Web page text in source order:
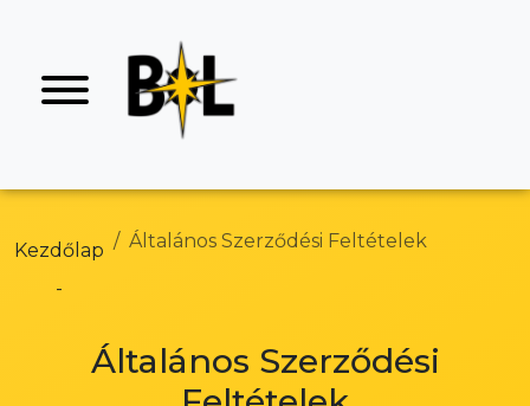
Kezdőlap Általános Szerződési Feltételek
Általános Szerződési